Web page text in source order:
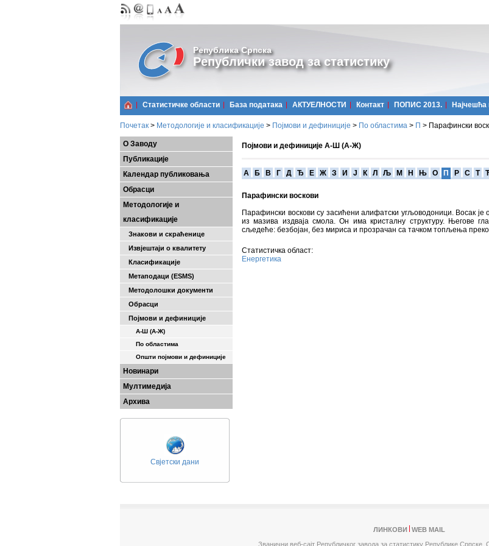
Република Српска
Републички завод за статистику
Статистичке области Базa података АКТУЕЛНОСТИ Контакт ПОПИС 2013.
Почетак > Методологије и класификације > Појмови и дефиниције > По областима > П > Парафински
О Заводу
Публикације
Календар публиковања
Обрасци
Методологије и
класификације
Знакови и скраћенице
Извјештаји о квалитету
Класификације
Метаподаци (ESMS)
Методолошки документи
Обрасци
Појмови и дефиниције
А-Ш (A-Ж)
По областима
Општи појмови и дефиниције
Новинари
Мултимедија
Архива
Свјетски дани
Појмови и дефиниције А-Ш (А-Ж)
A Б В Г Д Ђ Е Ж З И Ј К Л Љ М Н Њ О П Р С Т
Парафински воскови
Парафински воскови су засићени алифатски угљоводоници. Восак је
из мазива издваја смола. Он има кристалну структуру. Његове
сљедеће: безбојан, без мириса и прозрачан са тачком топљења
Статистичка област:
Енергетика
ЛИНКОВИ
WEB MAIL
Званични веб-сајт Републичког завода за статистику Републике Српске,